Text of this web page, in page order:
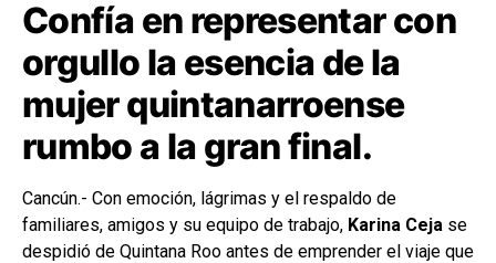
Confía en representar con
orgullo la esencia de la
mujer quintanarroense
rumbo a la gran final.
Cancún.- Con emoción, lágrimas y el respaldo de
familiares, amigos y su equipo de trabajo, Karina Ceja se
despidió de Quintana Roo antes de emprender el viaje que